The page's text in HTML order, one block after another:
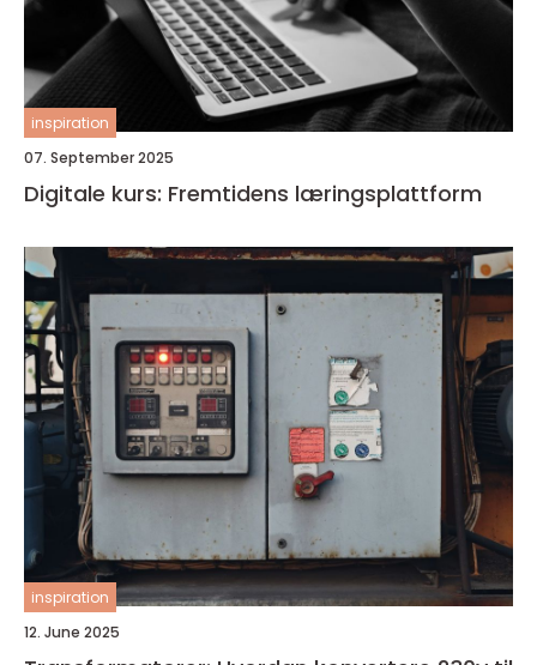
inspiration
07. September 2025
Digitale kurs: Fremtidens læringsplattform
inspiration
12. June 2025